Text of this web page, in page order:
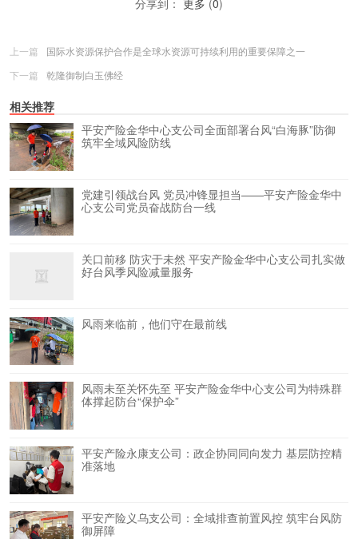
分享到： 更多 (0)
上一篇
国际水资源保护合作是全球水资源可持续利用的重要保障之一
下一篇
乾隆御制白玉佛经
相关推荐
平安产险金华中心支公司全面部署台风“白海豚”防御
筑牢全域风险防线
党建引领战台风 党员冲锋显担当——平安产险金华中
心支公司党员奋战防台一线
关口前移 防灾于未然 平安产险金华中心支公司扎实做
好台风季风险减量服务
风雨来临前，他们守在最前线
风雨未至关怀先至 平安产险金华中心支公司为特殊群
体撑起防台“保护伞”
平安产险永康支公司：政企协同同向发力 基层防控精
准落地
平安产险义乌支公司：全域排查前置风控 筑牢台风防
御屏障